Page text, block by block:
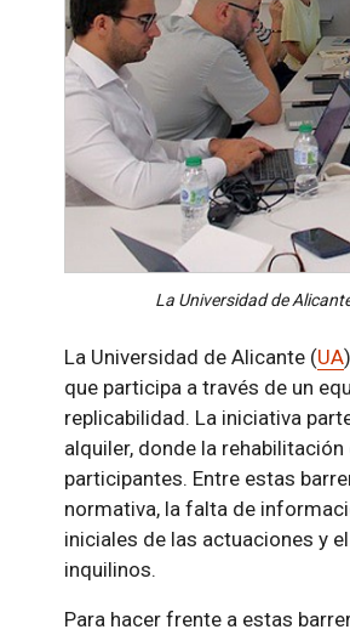
La Universidad de
La Universidad de Alicante (UA
que participa a través de un
replicabilidad. La iniciativa
alquiler, donde la
participantes. Entre estas
normativa, la falta de
iniciales de las actuaciones y
inquilinos.
Para hacer frente a estas